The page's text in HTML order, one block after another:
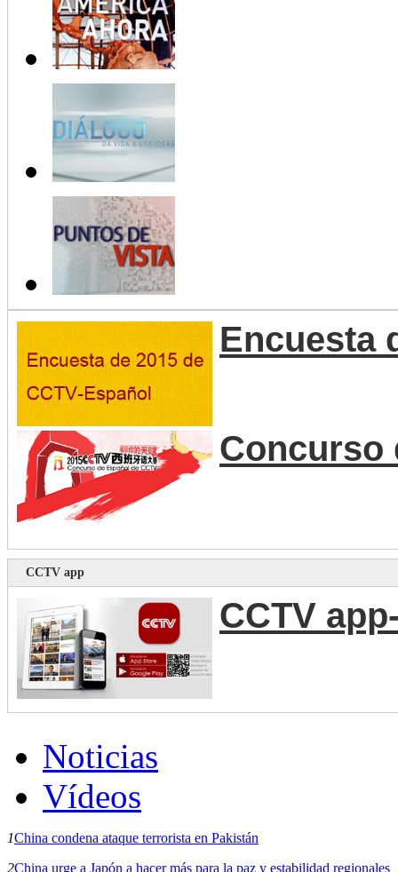
Encuesta
Concurso
CCTV app
CCTV
Noticias
Vídeos
1China condena ataque terrorista en Pakistán
2China urge a Japón a hacer más para la paz y estabilidad regionales